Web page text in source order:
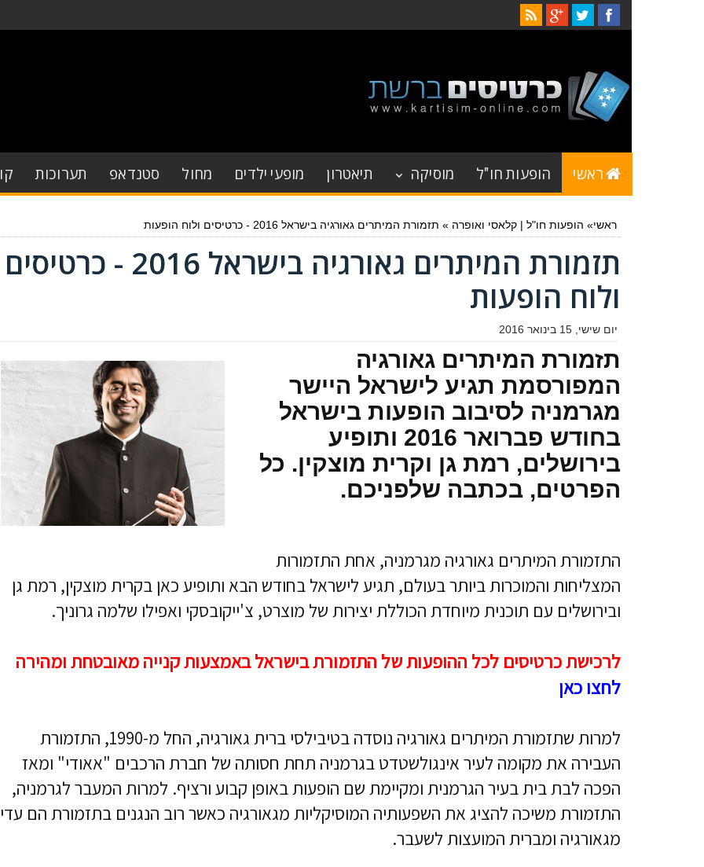
ראשי הופעות חו"ל מוסיקה תיאטרון מופעי ילדים מחול סטנדאפ תערוכות
ראשי» הופעות חו"ל |קלאסי ואופרה » תזמורת המיתרים גאורגיה בישראל 2016 - כרטיסים ולוח הופעות
תזמורת המיתרים גאורגיה בישראל 2016 - כרטיסים
ולוח הופעות
יום שישי, 15 בינואר 2016
תזמורת המיתרים גאורגיה
המפורסמת תגיע לישראל היישר
מגרמניה לסיבוב הופעות בישראל
בחודש פברואר 2016 ותופיע
בירושלים, רמת גן וקרית מוצקין. כל
הפרטים, בכתבה שלפניכם.
התזמורת המיתרים גאורגיה מגרמניה, אחת התזמורות
המצליחות והמוכרות ביותר בעולם, תגיע לישראל בחודש הבא ותופיע כאן בקרית מוצקין, רמת גן
ובירושלים עם תוכנית מיוחדת הכוללת יצירות של מוצרט, צ'ייקובסקי ואפילו שלמה גרוניך.
לרכישת כרטיסים לכל ההופעות של התזמורת בישראל באמצעות קנייה מאובטחת ומהירה
לחצו כאן
למרות שתזמורת המיתרים גאורגיה נוסדה בטיבילסי ברית גאורגיה, החל מ-1990, התזמורת
העבירה את מקומה לעיר אינגולשטדט בגרמניה תחת חסותה של חברת הרכבים "אאודי" ומאז
הפכה לבת בית בעיר הגרמנית ומקיימת שם הופעות באופן קבוע ורציף. למרות המעבר לגרמניה,
התזמורת משיכה להציג את השפעותיה המוסיקליות מגאורגיה כאשר רוב הנגנים בתזמורת הם
מגאורגיה ומברית המועצות לשעבר.